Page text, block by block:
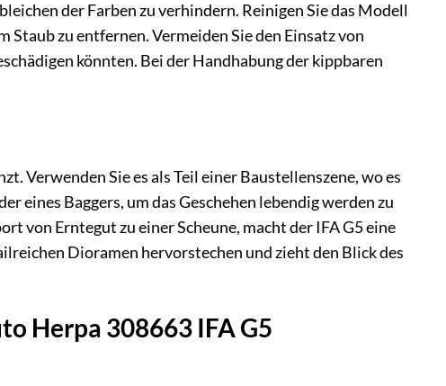
der Farben zu verhindern. Reinigen Sie das Modell
Staub zu entfernen. Vermeiden Sie den Einsatz von
könnten. Bei der Handhabung der kippbaren
Verwenden Sie es als Teil einer Baustellenszene, wo es
eines Baggers, um das Geschehen lebendig werden zu
von Erntegut zu einer Scheune, macht der IFA G5 eine
Dioramen hervorstechen und zieht den Blick des
Herpa 308663 IFA G5